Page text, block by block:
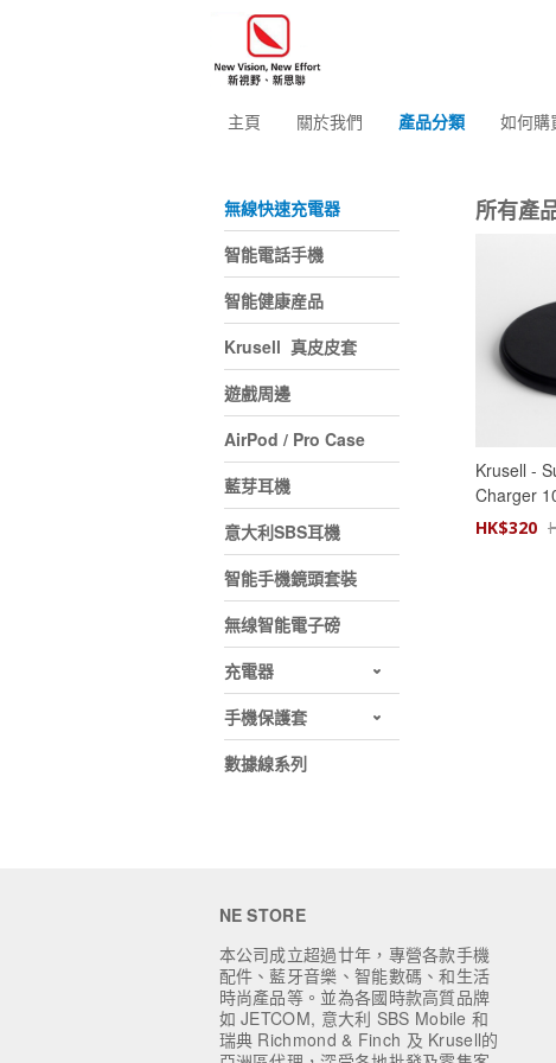
主頁 關於我們 產品分類 如何購
無線快速充電器
智能電話手機
智能健康産品
Krusell 真皮皮套
遊戲周邊
AirPod / Pro Case
藍芽耳機
意大利SBS耳機
智能手機鏡頭套裝
無缐智能電子磅
充電器
手機保護套
數據線系列
所有產
Krusell -
Charger
器 - Black
HK$320
NE STORE
本公司成立超過廿年，專營各款手機
配件、藍牙音樂、智能數碼、和生活
時尚產品等。並為各國時款高質品牌
如 JETCOM, 意大利 SBS Mobile 和
瑞典 Richmond & Finch 及 Krusell的